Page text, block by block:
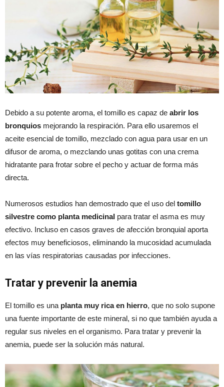
Debido a su potente aroma, el tomillo es capaz de abrir los
bronquios mejorando la respiración. Para ello usaremos el
aceite esencial de tomillo, mezclado con agua para usar en un
difusor de aroma, o mezclando unas gotitas con una crema
hidratante para frotar sobre el pecho y actuar de forma más
directa.
Numerosos estudios han demostrado que el uso del tomillo
silvestre como planta medicinal para tratar el asma es muy
efectivo. Incluso en casos graves de afección bronquial aporta
efectos muy beneficiosos, eliminando la mucosidad acumulada
en las vías respiratorias causadas por infecciones.
Tratar y prevenir la anemia
El tomillo es una planta muy rica en hierro, que no solo supone
una fuente importante de este mineral, si no que también ayuda a
regular sus niveles en el organismo. Para tratar y prevenir la
anemia, puede ser la solución más natural.